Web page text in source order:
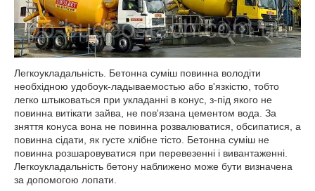
Легкоукладальність. Бетонна суміш повинна володіти
необхідною удобоук-ладываемостью або в'язкістю, тобто
легко штыковаться при укладанні в конус, з-під якого не
повинна витікати зайва, не пов'язана цементом вода. За
зняття конуса вона не повинна розвалюватися, обсипатися, а
повинна сідати, як густе хлібне тісто. Бетонна суміш не
повинна розшаровуватися при перевезенні і вивантаженні.
Легкоукладальність бетону наближено може бути визначена
за допомогою лопати.